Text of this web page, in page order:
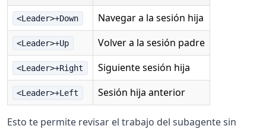
<Leader>+Down Navegar a la sesión hija
<Leader>+Up Volver a la sesión padre
<Leader>+Right Siguiente sesión hija
<Leader>+Left Sesión hija anterior
Esto te permite revisar el trabajo del subagente sin